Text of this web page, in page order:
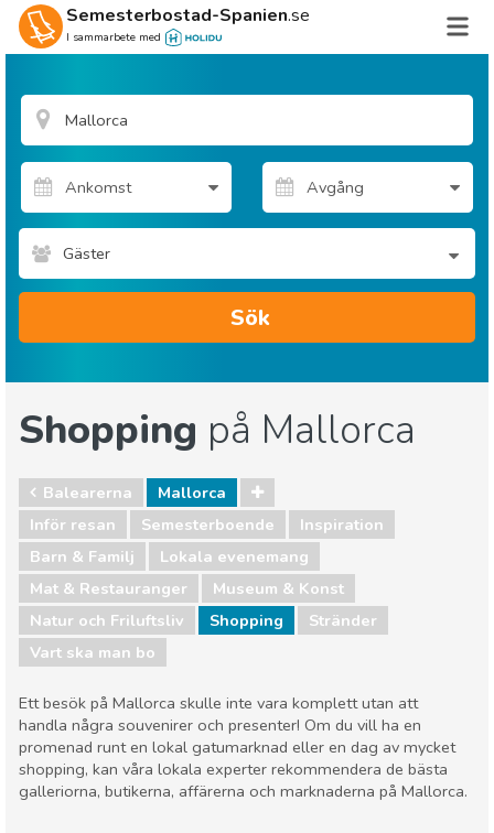
Semesterbostad-Spanien.se
I sammarbete med
Gäster
Sök
Shopping på Mallorca
Balearerna
Mallorca
Inför resan
Semesterboende
Inspiration
Barn & Familj
Lokala evenemang
Mat & Restauranger
Museum & Konst
Natur och Friluftsliv
Shopping
Stränder
Vart ska man bo
Ett besök på Mallorca skulle inte vara komplett utan att
handla några souvenirer och presenter! Om du vill ha en
promenad runt en lokal gatumarknad eller en dag av mycket
shopping, kan våra lokala experter rekommendera de bästa
galleriorna, butikerna, affärerna och marknaderna på Mallorca.